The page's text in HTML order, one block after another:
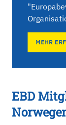
MEHR
EBD